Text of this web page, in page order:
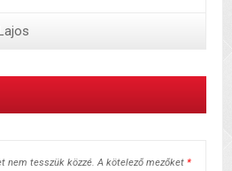
nem tesszük közzé. A kötelező mezőket *